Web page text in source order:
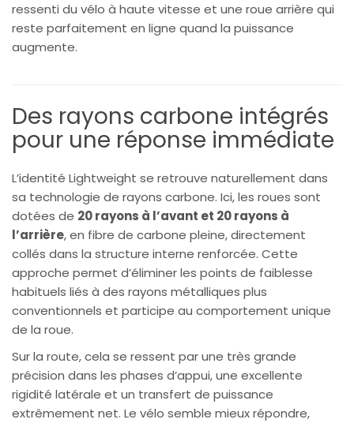
ressenti du vélo à haute vitesse et une roue arrière qui
reste parfaitement en ligne quand la puissance
augmente.
Des rayons carbone intégrés
pour une réponse immédiate
L’identité Lightweight se retrouve naturellement dans
sa technologie de rayons carbone. Ici, les roues sont
dotées de 20 rayons à l’avant et 20 rayons à
l’arrière, en fibre de carbone pleine, directement
collés dans la structure interne renforcée. Cette
approche permet d’éliminer les points de faiblesse
habituels liés à des rayons métalliques plus
conventionnels et participe au comportement unique
de la roue.
Sur la route, cela se ressent par une très grande
précision dans les phases d’appui, une excellente
rigidité latérale et un transfert de puissance
extrêmement net. Le vélo semble mieux répondre,